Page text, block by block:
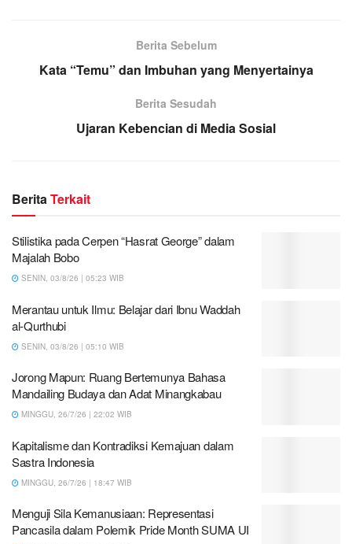
Berita Sebelum
Kata “Temu” dan Imbuhan yang Menyertainya
Berita Sesudah
Ujaran Kebencian di Media Sosial
BeritaTerkait
Stilistika pada Cerpen “Hasrat George” dalam
Majalah Bobo
SENIN, 03/8/26 | 05:23 WIB
Merantau untuk Ilmu: Belajar dari Ibnu Waddah
al-Qurthubi
SENIN, 03/8/26 | 05:10 WIB
Jorong Mapun: Ruang Bertemunya Bahasa
Mandailing Budaya dan Adat Minangkabau
MINGGU, 26/7/26 | 22:02 WIB
Kapitalisme dan Kontradiksi Kemajuan dalam
Sastra Indonesia
MINGGU, 26/7/26 | 18:47 WIB
Menguji Sila Kemanusiaan: Representasi
Pancasila dalam Polemik Pride Month SUMA UI